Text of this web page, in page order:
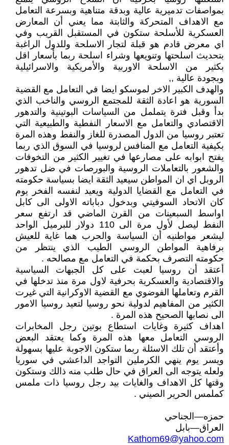
بمواصفات تدميرية عالية وبدقة متناهية وبسرعة التعامل
مع الاهداف المتحركة والثابتة مما يعني أن المعارض
العسكرية للأسلحة ستكون في المستقبل القريب وفي
اي معرض قادم هو قبلة لتجار الاسلحة وللدول الراغبة
بتحديث اسلحتها وتنويعها وشراء اسلحة ربما بأسعار اقل
بكثير من الاسلحة الاوربية والأمريكية والاسرائيلية
وبجودة عالية ,,
والهدف الكبير الاخر لموسكو ايضا في التعامل مع القضية
السورية هو اعادة الثقة للمجتمع الروسي والناخب الذي
بدأ وقبل فترة يتململ من السياسات البوتينية والتدهور
الاقتصادي والتعامل مع الاسعار النفطية والطبيعية التي
تعتبر روسيا من الدول المصدرة للغاز والنفط وهذه المرة
بكيفية التعامل مع المنافس لروسيا في السوق الذي ربما
يفتح ابوابه على مصارعها في تغيير الكثير من التخوفات
والشعور بالتعاملات الروسية والبورصات في ضل تدهور
الروبل اي ان المواطن سيعيد الثقة ايضا بسياسة حكومته
في التعامل مع القضايا الدولية ويعيد لنفسه الفخر يوم
كان الاتحاد السوفيتي وبدخول دباباته الاولى الى كابل
اواسط السبعينات من القرن الماضي قد ارتفع سعر
النفط ليصل لأول مرة الى 110 دولار للبرميل الواحد
ليشعر مواطنيه أن السياسة والحرب هما غاية للعيش
برفاهية المواطن الروسي الطيب الذي ينتظر من
حكومته التصرف بحكمة في التعامل مع مصالحه .
أعتقد أن روسيا لعبت على كل الجبهات السياسية
والاقتصادية والعسكرية بحرفية لاول مرة منذ تدخلها في
القرم وتعاملها الفوضوي مع القضية الاوكرانية التي غيرت
الكثير من المفاهيم لدولية نحو روسيا لتعيد روسيا الامور
الى نصابها الصحيح هذه المرة .
اهداف كثيرة وغايات استطاع بوتين رجل المخابرات
الروسي التعامل معها هذه المرة وكما يعتقد البعض
وأعتقد أن تلك الاسئلة ربما ستكون الاجوبة عليها بسهولة
ويسر يوم ينهي الكرملين التواجد الداعشي في سوريا
ولعله يتوجه الى العراق في حال طلب منه ذالك وستكون
وقتها كل الاهداف والغايات بيد رجل روسيا ذات ملمس
كملمس الحرير الصيني .
حمزه—الجناحي
العراق—بابل
Kathom69@yahoo.com